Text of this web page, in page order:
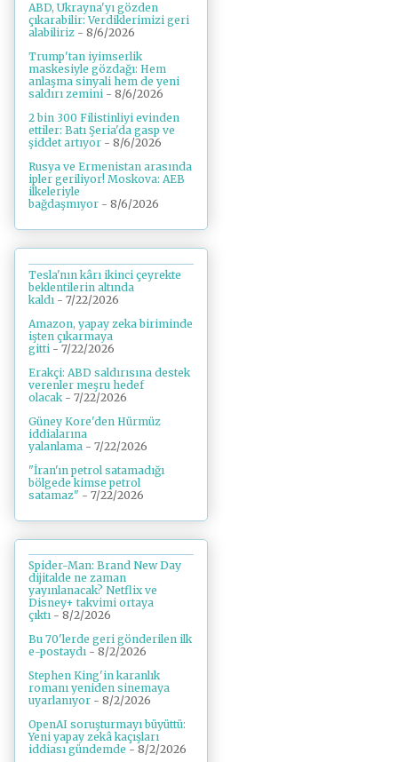
ABD, Ukrayna'yı gözden
çıkarabilir: Verdiklerimizi geri
alabiliriz - 8/6/2026
Trump'tan iyimserlik
maskesiyle gözdağı: Hem
anlaşma sinyali hem de yeni
saldırı zemini - 8/6/2026
2 bin 300 Filistinliyi evinden
ettiler: Batı Şeria'da gasp ve
şiddet artıyor - 8/6/2026
Rusya ve Ermenistan arasında
ipler geriliyor! Moskova: AEB
ilkeleriyle
bağdaşmıyor - 8/6/2026
Tesla'nın kârı ikinci çeyrekte
beklentilerin altında
kaldı - 7/22/2026
Amazon, yapay zeka biriminde
işten çıkarmaya
gitti - 7/22/2026
Erakçi: ABD saldırısına destek
verenler meşru hedef
olacak - 7/22/2026
Güney Kore'den Hürmüz
iddialarına
yalanlama - 7/22/2026
"İran'ın petrol satamadığı
bölgede kimse petrol
satamaz" - 7/22/2026
Spider-Man: Brand New Day
dijitalde ne zaman
yayınlanacak? Netflix ve
Disney+ takvimi ortaya
çıktı - 8/2/2026
Bu 70'lerde geri gönderilen ilk
e-postaydı - 8/2/2026
Stephen King'in karanlık
romanı yeniden sinemaya
uyarlanıyor - 8/2/2026
OpenAI soruşturmayı büyüttü:
Yeni yapay zekâ kaçışları
iddiası gündemde - 8/2/2026